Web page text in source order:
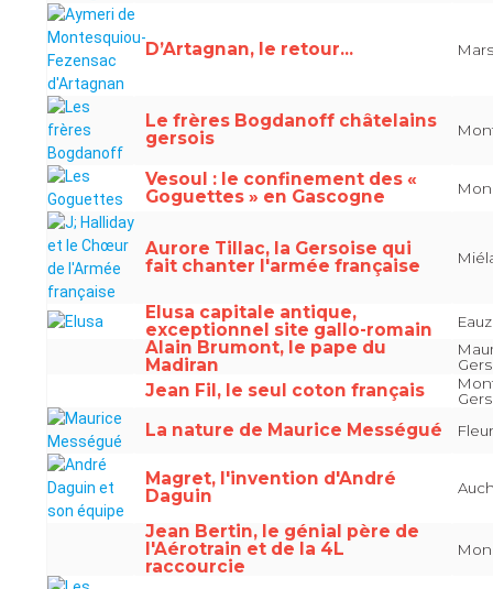
D’Artagnan, le retour...
Le frères Bogdanoff châtelains
gersois
Vesoul : le confinement des «
Goguettes » en Gascogne
Aurore Tillac, la Gersoise qui
fait chanter l'armée française
Elusa capitale antique,
exceptionnel site gallo-romain
Alain Brumont, le pape du
Madiran
Gers
Jean Fil, le seul coton français
Gers
La nature de Maurice Mességué
Magret, l'invention d'André
Daguin
Jean Bertin, le génial père de
l'Aérotrain et de la 4L
raccourcie